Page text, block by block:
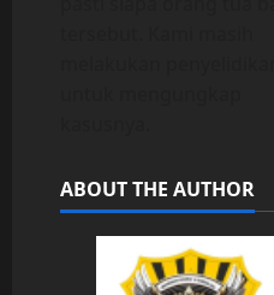
ABOUT THE AUTHOR